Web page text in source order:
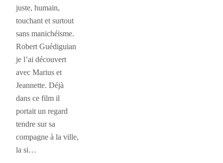
juste, humain,
touchant et surtout
sans manichéisme.
Robert Guédiguian
je l’ai découvert
avec Marius et
Jeannette. Déjà
dans ce film il
portait un regard
tendre sur sa
compagne à la ville,
la si…